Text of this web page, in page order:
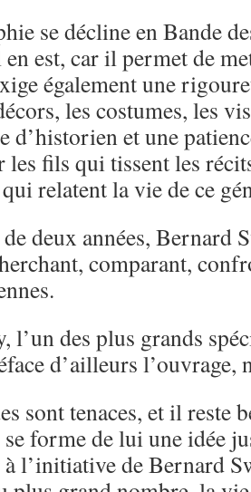
se décline en Bande
en est, car il permet de
également une
les costumes, les
d’historien et une
les fils qui tissent les
relatent la vie de ce
deux années, Bernard
comparant,
l’un des plus grands
d’ailleurs l’ouvrage,
sont tenaces, et il reste
forme de lui une idée
l’initiative de Bernard